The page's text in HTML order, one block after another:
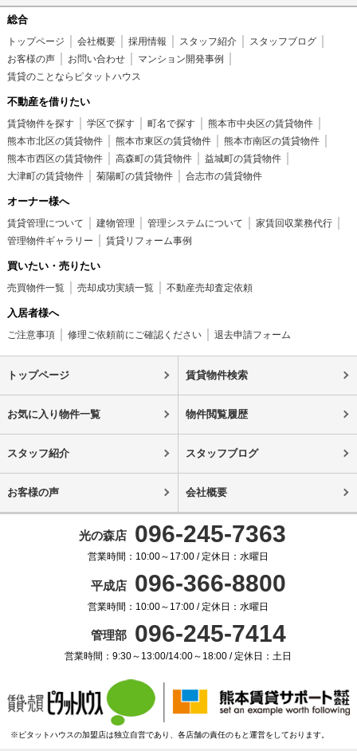
総合
トップページ 会社概要 採用情報 スタッフ紹介
スタッフブログ
お客様の声
お問い合わせ
マンション開発事例
賃貸のことならピタットハウス
不動産を借りたい
賃貸物件を探す 学区で探す 町名で探す
熊本市中央区の賃貸物件
熊本市北区の賃貸物件
熊本市東区の賃貸物件
熊本市南区の賃貸物件
熊本市西区の賃貸物件
高森町の賃貸物件
益城町の賃貸物件
大津町の賃貸物件
菊陽町の賃貸物件 合志市の賃貸物件
オーナー様へ
賃貸管理について 建物管理 管理システムについて
家賃回収業務代行
管理物件ギャラリー
賃貸リフォーム事例
買いたい・売りたい
売買物件一覧 売却成功実績一覧 不動産売却査定依頼
入居者様へ
ご注意事項 修理ご依頼前にご確認ください 退去申請フォーム
トップページ 賃貸物件検索
お気に入り物件一覧 物件閲覧履歴
スタッフ紹介 スタッフブログ
お客様の声 会社概要
光の森店 096-245-7363
営業時間：10:00～17:00 / 定休日：水曜日
平成店 096-366-8800
営業時間：10:00～17:00 / 定休日：水曜日
管理部 096-245-7414
営業時間：9:30～13:00/14:00～18:00 / 定休日：土日
※ピタットハウスの加盟店は独立自営であり、各店舗の責任のもと運営をしております。